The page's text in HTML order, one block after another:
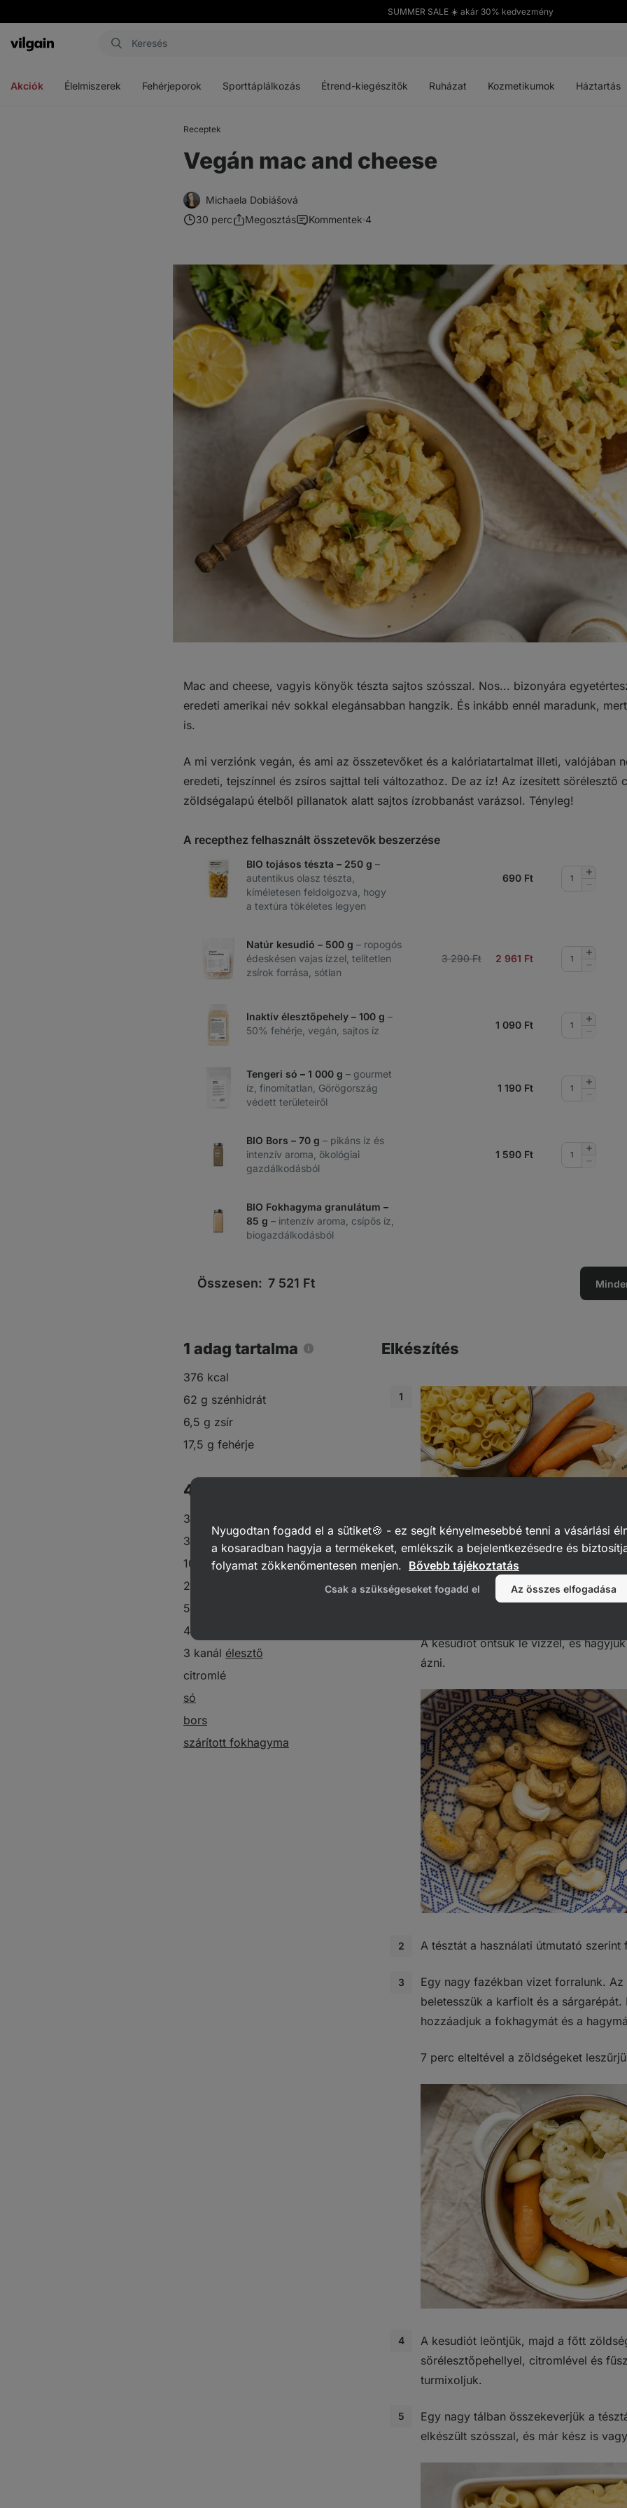
SUMMER SALE ☀️ akár 30% kedvezmény
Vilgain
Akciók Élelmiszerek Fehérjeporok Sporttáplálkozás Étrend-kiegészítők Ruházat Kozmetikumok Háztartás
Receptek
Vegán mac and cheese
Michaela Dobiášová
30 perc
Megosztás Kommentek 4
Mac and cheese, vagyis könyök tészta sajtos szósszal. Nos... bizonyára
eredeti amerikai név sokkal elegánsabban hangzik. És inkább ennél maradunk,
is.
A mi verziónk vegán, és ami az összetevőket és a kalóriatartalmat illeti, valójában
eredeti, tejszínnel és zsíros sajttal teli változathoz. De az íz! Az ízesített sörélesztő
zöldségalapú ételből pillanatok alatt sajtos ízrobbanást varázsol. Tényleg!
A recepthez felhasznált összetevők beszerzése
BIO tojásos tészta – 250 g –
autentikus olasz tészta,
kíméletesen feldolgozva, hogy
a textúra tökéletes legyen
690 Ft
Mennyiség
Natúr kesudió – 500 g – ropogós
édeskésen vajas ízzel, telítetlen
zsírok forrása, sótlan
3 290 Ft 2 961 Ft
Mennyiség
Inaktív élesztőpehely – 100 g –
50% fehérje, vegán, sajtos íz
1 090 Ft
Mennyiség
Tengeri só – 1 000 g – gourmet
íz, finomítatlan, Görögország
védett területeiről
1 190 Ft
Mennyiség
BIO Bors – 70 g – pikáns íz és
intenzív aroma, ökológiai
gazdálkodásból
1 590 Ft
Mennyiség
BIO Fokhagyma granulátum –
85 g – intenzív aroma, csípős íz,
biogazdálkodásból
Összesen: 7 521 Ft
1 adag tartalma
376 kcal
62 g szénhidrát
6,5 g zsír
17,5 g fehérje
4 adag
300 g
300 g karfiol
100 g sárgarépa
20 g fokhagyma
50 g hagyma
40 g
3 kanál élesztő
citromlé
só
bors
szárított fokhagyma
Elkészítés
A kesudiót öntsük le vízzel, és
ázni.
A tésztát a használati útmutató szerint
Egy nagy fazékban vizet forralunk.
beletesszük a karfiolt és a
hozzáadjuk a fokhagymát és a
7 perc elteltével a zöldségeket
A kesudiót leöntjük, majd a főtt
sörélesztőpehellyel, citromlével és
turmixoljuk.
Egy nagy tálban összekeverjük a
elkészült szósszal, és már kész is
Nyugodtan fogadd el a sütiket🍪 - ez segít kényelmesebbé tenni a vásárlási
a kosaradban hagyja a termékeket, emlékszik a bejelentkezésedre és
folyamat zökkenőmentesen menjen. Bővebb tájékoztatás
Csak a szükségeseket fogadd el Az összes elfogadása